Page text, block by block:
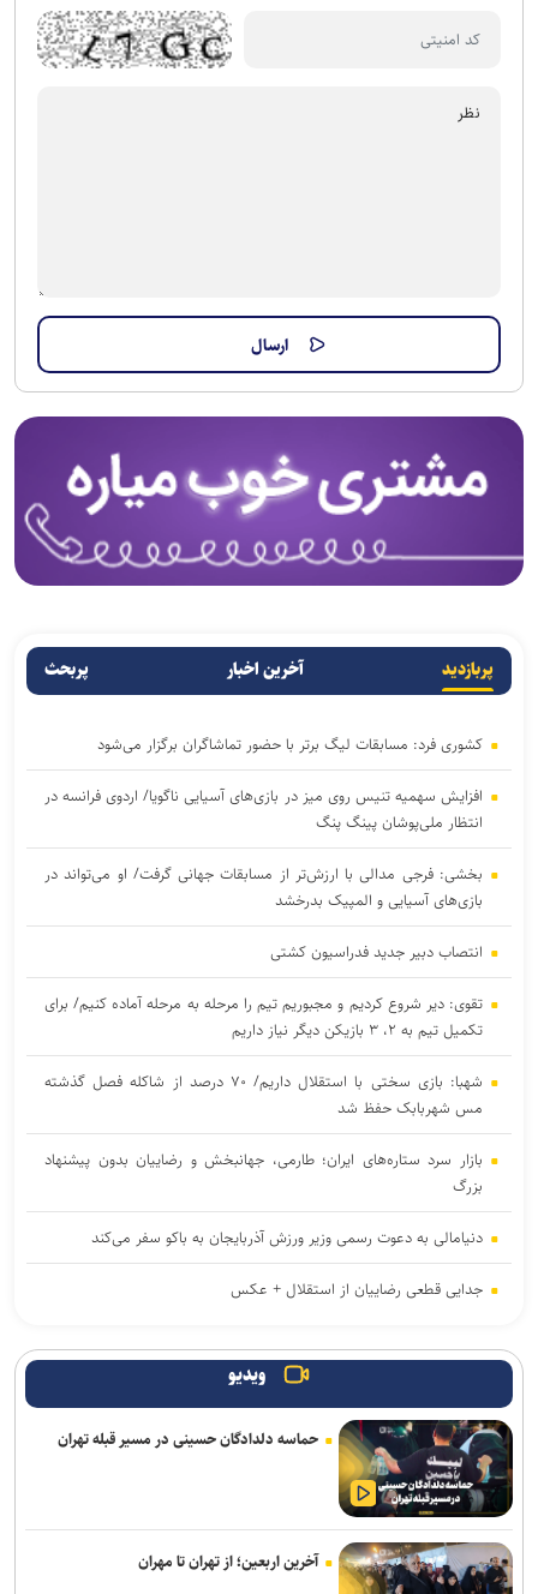
پربازدید آخرین اخبار پربحث
کشوری فرد: مسابقات لیگ برتر با حضور تماشاگران برگزار می‌شود
افزایش سهمیه تنیس روی میز در بازی‌های آسیایی ناگویا/ اردوی فرانسه در
انتظار ملی‌پوشان پینگ پنگ
بخشی: فرجی مدالی با ارزش‌تر از مسابقات جهانی گرفت/ او می‌تواند در
بازی‌های آسیایی و المپیک بدرخشد
انتصاب دبیر جدید فدراسیون کشتی
تقوی: دیر شروع کردیم و مجبوریم تیم را مرحله به مرحله آماده کنیم/ برای
تکمیل تیم به ۲، ۳ بازیکن دیگر نیاز داریم
شهبا: بازی سختی با استقلال داریم/ ۷۰ درصد از شاکله فصل گذشته
مس شهربابک حفظ شد
بازار سرد ستاره‌های ایران؛ طارمی، جهانبخش و رضاییان بدون پیشنهاد
بزرگ
دنیامالی به دعوت رسمی وزیر ورزش آذربایجان به باکو سفر می‌کند
جدایی قطعی رضاییان از استقلال + عکس
ابهامات یک بیانیه؛ از پاسخ مبهم فیفا در مورد اندونگ تا استعلامِ آسانی
آخرین رنکینگ جهانی تیراندازان/ رستمیان در رده پنجم؛ گل خندان در
میان ۲۰ نفر برتر و صعود چشمگیر چهل امیرانی
استارت درمان نایب‌قهرمان المپیک و جهان برای شرکت در مسابقات
جهانی قزاقستان
ویدیو
حماسه دلدادگان حسینی در مسیر قبله تهران
آخرین اربعین؛ از تهران تا مهران